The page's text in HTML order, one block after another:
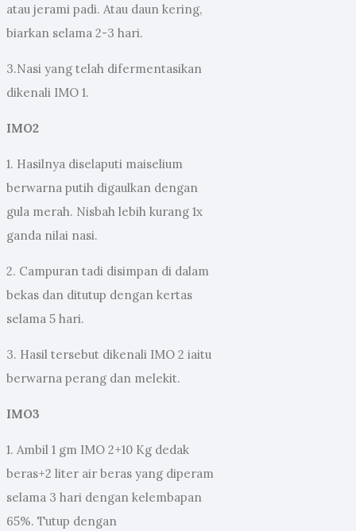
atau jerami padi. Atau daun kering,
biarkan selama 2-3 hari.
3.Nasi yang telah difermentasikan
dikenali IMO 1.
IMO2
1. Hasilnya diselaputi maiselium
berwarna putih digaulkan dengan
gula merah. Nisbah lebih kurang 1x
ganda nilai nasi.
2. Campuran tadi disimpan di dalam
bekas dan ditutup dengan kertas
selama 5 hari.
3. Hasil tersebut dikenali IMO 2 iaitu
berwarna perang dan melekit.
IMO3
1. Ambil 1 gm IMO 2+10 Kg dedak
beras+2 liter air beras yang diperam
selama 3 hari dengan kelembapan
65%. Tutup dengan